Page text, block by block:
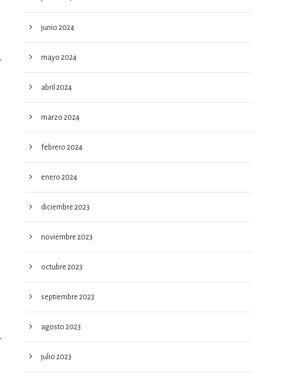
junio 2024
mayo 2024
abril 2024
marzo 2024
febrero 2024
enero 2024
diciembre 2023
noviembre 2023
octubre 2023
septiembre 2023
agosto 2023
julio 2023